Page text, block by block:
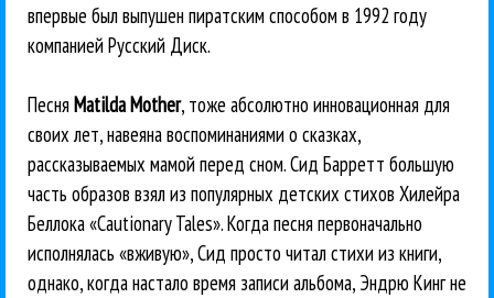
впервые был выпушен пиратским способом в 1992 году
компанией Русский Диск.
ПесняMatilda Mother, тоже абсолютно инновационная для
своих лет, навеяна воспоминаниями о сказках,
рассказываемых мамой перед сном. Сид Барретт большую
часть образов взял из популярных детских стихов Хилейра
Беллока «Cautionary Tales». Когда песня первоначально
исполнялась «вживую», Сид просто читал стихи из книги,
однако, когда настало время записи альбома, Эндрю Кинг не